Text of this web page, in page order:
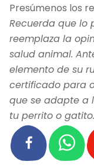
Presúmenos los
Recuerda que lo
reemplaza la
salud animal.
elemento de su
certificado para
que se adapte a
tu perrito o gatito.